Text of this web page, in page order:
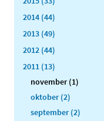
2014 (44)
2013 (49)
2012 (44)
2011 (13)
november (1)
oktober (2)
september (2)